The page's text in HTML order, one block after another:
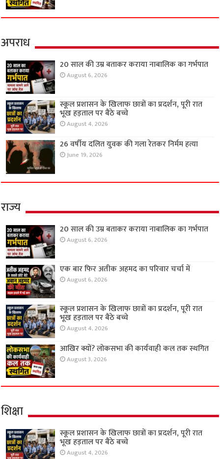
अपराध
20 साल की उम्र बताकर कराया नाबालिक का गर्भपात
August 6, 2026
स्कूल प्रशासन के खिलाफ छात्रों का प्रदर्शन, पूरी रात
भूख हड़ताल पर बैठे बच्चे
August 4, 2026
26 वर्षीय दलित युवक की गला रेतकर निर्मम हत्या
June 19, 2026
राज्य
20 साल की उम्र बताकर कराया नाबालिक का गर्भपात
August 6, 2026
एक बार फिर अतीक अहमद का परिवार चर्चा में
August 6, 2026
स्कूल प्रशासन के खिलाफ छात्रों का प्रदर्शन, पूरी रात
भूख हड़ताल पर बैठे बच्चे
August 4, 2026
आखिर क्यों? लोकसभा की कार्यवाही कल तक स्थगित
August 3, 2026
शिक्षा
स्कूल प्रशासन के खिलाफ छात्रों का प्रदर्शन, पूरी रात
भूख हड़ताल पर बैठे बच्चे
August 4, 2026